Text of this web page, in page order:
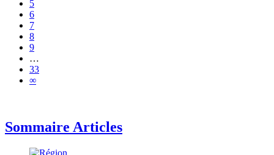
5
6
7
8
9
…
33
∞
Sommaire Articles